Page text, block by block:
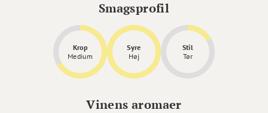
Smagsprofil
Krop
Medium
Syre
Høj
Stil
Tør
Vinens aromaer